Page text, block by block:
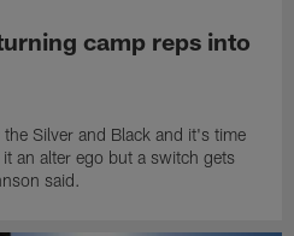
camp reps into
Silver and Black and it's time
an alter ego but a switch gets
said.